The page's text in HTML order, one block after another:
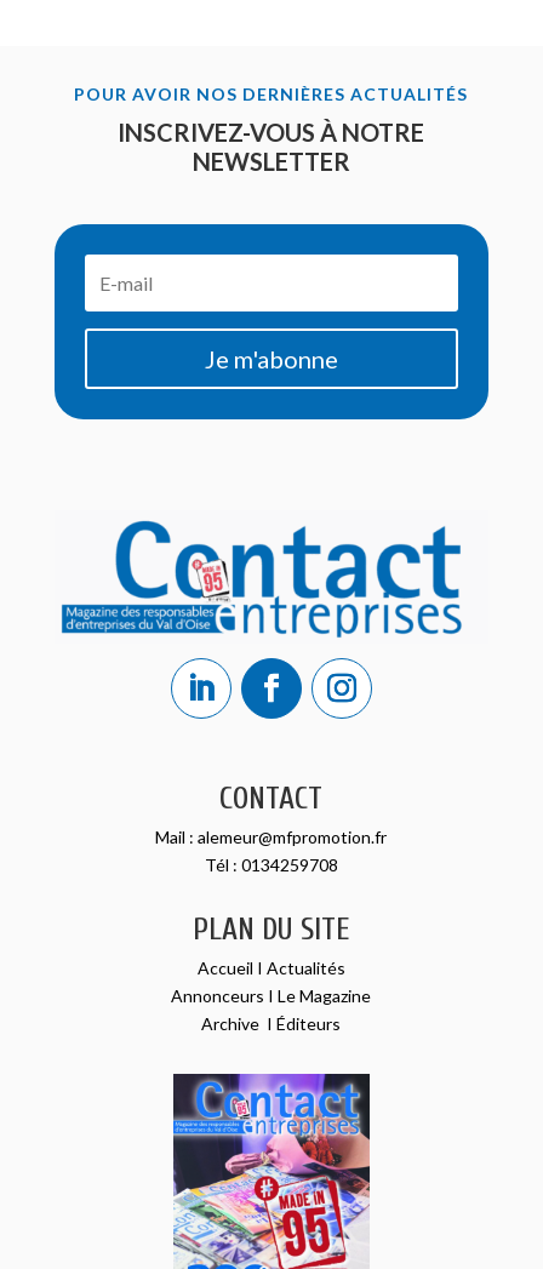
POUR AVOIR NOS DERNIÈRES ACTUALITÉS
INSCRIVEZ-VOUS À NOTRE
NEWSLETTER
Je m'abonne
CONTACT
Mail :alemeur@mfpromotion.fr
Tél : 0134259708
PLAN DU SITE
Accueil I Actualités
Annonceurs ILe Magazine
Archive IÉditeurs